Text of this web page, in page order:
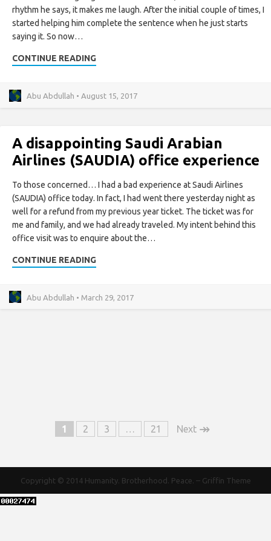
rhythm he says, it makes me laugh. After the initial couple of times, I
started helping him complete the sentence when he just starts
saying it. So now…
CONTINUE READING
Abu Abdullah • August 15, 2017
A disappointing Saudi Arabian
Airlines (SAUDIA) office experience
To those concerned… I had a bad experience at Saudi Airlines
(SAUDIA) office today. In fact, I had went there yesterday night as
well for a refund from my previous year ticket. The ticket was for
me and family, and we had already traveled. My intent behind this
office visit was to enquire about the…
CONTINUE READING
Abu Abdullah • March 29, 2017
1 2 3 … 21 Next ↠
Copyright © 2014 Humanity. Brotherhood. Peace. – Griffin Theme